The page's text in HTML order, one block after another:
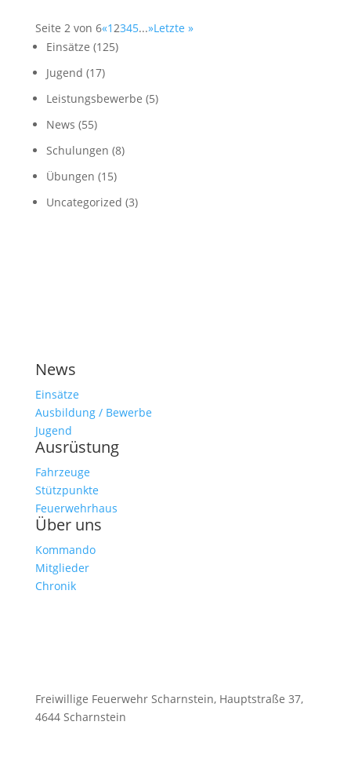
Seite 2 von 6«12345...»Letzte »
Einsätze (125)
Jugend (17)
Leistungsbewerbe (5)
News (55)
Schulungen (8)
Übungen (15)
Uncategorized (3)
News
Einsätze
Ausbildung / Bewerbe
Jugend
Ausrüstung
Fahrzeuge
Stützpunkte
Feuerwehrhaus
Über uns
Kommando
Mitglieder
Chronik
Freiwillige Feuerwehr Scharnstein, Hauptstraße 37,
4644 Scharnstein